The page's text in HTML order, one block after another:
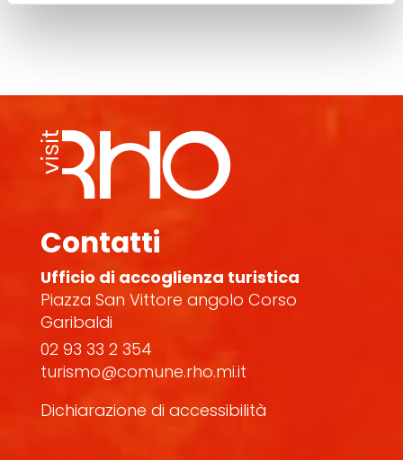
Contatti
Ufficio di accoglienza turistica
Piazza San Vittore angolo Corso
Garibaldi
02 93 33 2 354
turismo@comune.rho.mi.it
Dichiarazione di accessibilità